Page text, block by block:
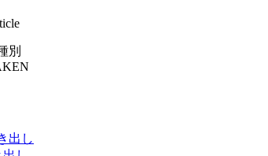
別
出し